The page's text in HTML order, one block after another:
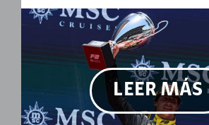
LEER MÁS